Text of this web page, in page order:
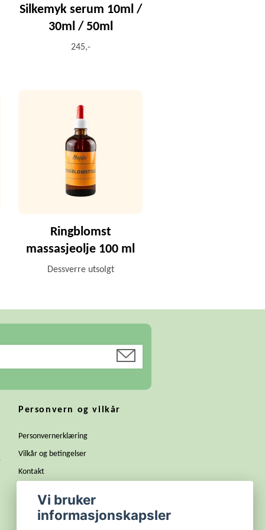
Silkemyk serum 10ml /
30ml / 50ml
245,-
Ringblomst
massasjeolje 100 ml
Dessverre utsolgt
Personvern og vilkår
Personvernerklæring
Vilkår og betingelser
Kontakt
Dugnad til din klasse, lag eller
russegruppe
Vi bruker
informasjonskapsler